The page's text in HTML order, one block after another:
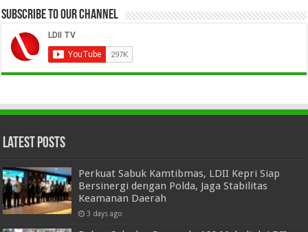
Subscribe to our Channel
Latest Posts
Perkuat Sabuk Kamtibmas, LDII Kepri Siap
Bersinergi dengan Polda, Jaga Stabilitas
Keamanan Daerah
3 days ago